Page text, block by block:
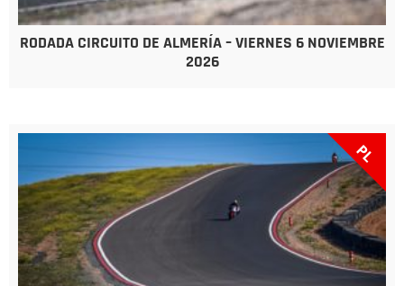
RODADA CIRCUITO DE ALMERÍA – VIERNES 6 NOVIEMBRE
2026
PL